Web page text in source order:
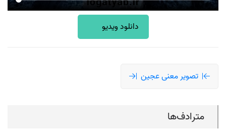
دانلود ویدیو
تصویر معنی عجین
مترادف‌ها